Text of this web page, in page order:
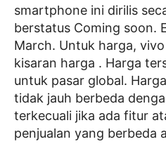
smartphone ini dirilis
berstatus Coming soon.
March. Untuk harga,
kisaran harga . Harga
untuk pasar global.
tidak jauh berbeda
terkecuali jika ada fitur
penjualan yang berbeda